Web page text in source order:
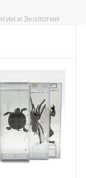
и Экологии